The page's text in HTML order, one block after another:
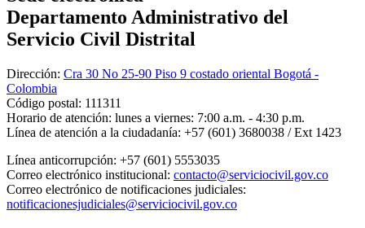
Departamento Administrativo del
Servicio Civil Distrital
Dirección: Cra 30 No 25-90 Piso 9 costado oriental Bogotá -
Colombia
Código postal: 111311
Horario de atención: lunes a viernes: 7:00 a.m. - 4:30 p.m.
Línea de atención a la ciudadanía: +57 (601) 3680038 / Ext 1423
Línea anticorrupción: +57 (601) 5553035
Correo electrónico institucional: contacto@serviciocivil.gov.co
Correo electrónico de notificaciones judiciales:
notificacionesjudiciales@serviciocivil.gov.co